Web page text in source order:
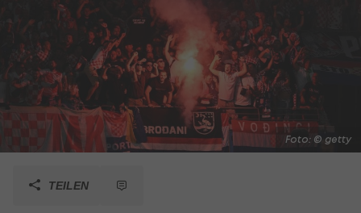
Foto: © getty
TEILEN